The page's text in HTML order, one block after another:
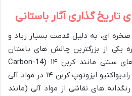
گذاری آثار باستانی
صخره ای، به دلیل قدمت بسیار زیاد و
یکی از بزرگترین چالش های باستان
شناسی بوده است. روش های سنتی مانند کربن ۱۴ (Carbon-14
dating) که بر اساس تجزیه رادیواکتیو ایزوتوپ کربن ۱۴ در مواد آلی
های نقاشی از مواد آلی (مانند